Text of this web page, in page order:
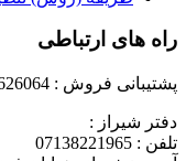
راه های ارتباطی
پشتیبانی فروش : 09120626064
دفتر شیراز :
تلفن : 07138221965